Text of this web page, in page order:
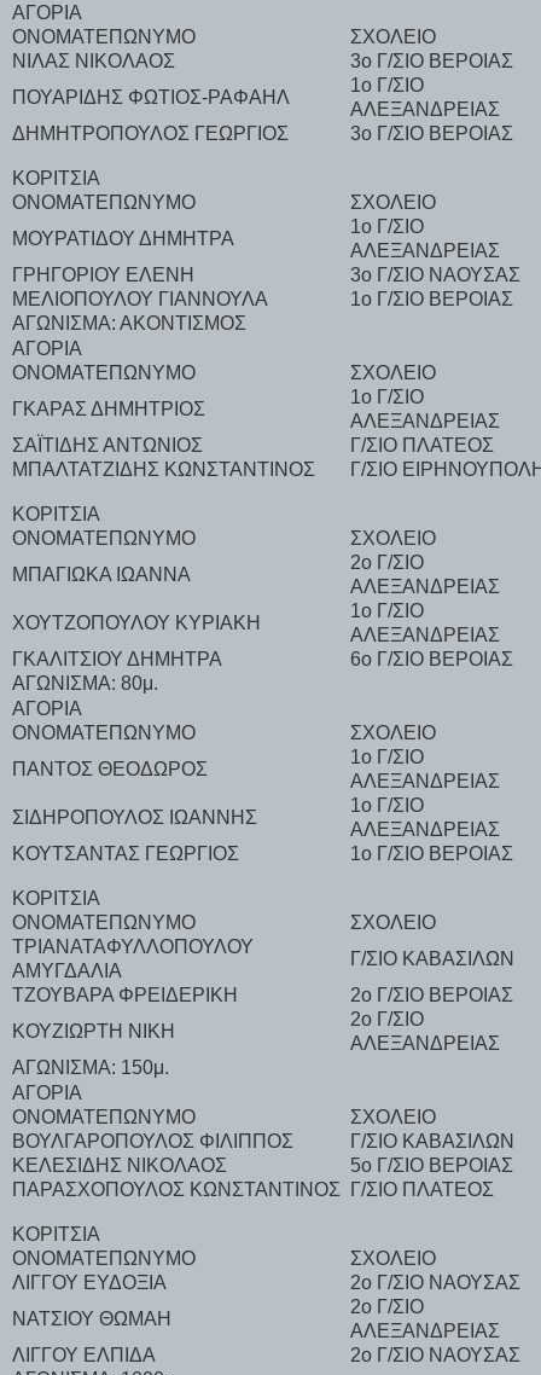
ΑΓΟΡΙΑ
ΟΝΟΜΑΤΕΠΩΝΥΜΟ
ΣΧΟΛΕΙΟ
ΝΙΛΑΣ ΝΙΚΟΛΑΟΣ
3ο Γ/ΣΙΟ ΒΕΡΟΙΑΣ
ΠΟΥΑΡΙΔΗΣ ΦΩΤΙΟΣ-ΡΑΦΑΗΛ
1ο Γ/ΣΙΟ
ΑΛΕΞΑΝΔΡΕΙΑΣ
ΔΗΜΗΤΡΟΠΟΥΛΟΣ ΓΕΩΡΓΙΟΣ
3ο Γ/ΣΙΟ ΒΕΡΟΙΑΣ
ΚΟΡΙΤΣΙΑ
ΟΝΟΜΑΤΕΠΩΝΥΜΟ
ΣΧΟΛΕΙΟ
ΜΟΥΡΑΤΙΔΟΥ ΔΗΜΗΤΡΑ
1ο Γ/ΣΙΟ
ΑΛΕΞΑΝΔΡΕΙΑΣ
ΓΡΗΓΟΡΙΟΥ ΕΛΕΝΗ
3ο Γ/ΣΙΟ ΝΑΟΥΣΑΣ
ΜΕΛΙΟΠΟΥΛΟΥ ΓΙΑΝΝΟΥΛΑ
1ο Γ/ΣΙΟ ΒΕΡΟΙΑΣ
ΑΓΩΝΙΣΜΑ: ΑΚΟΝΤΙΣΜΟΣ
ΑΓΟΡΙΑ
ΟΝΟΜΑΤΕΠΩΝΥΜΟ
ΣΧΟΛΕΙΟ
ΓΚΑΡΑΣ ΔΗΜΗΤΡΙΟΣ
1ο Γ/ΣΙΟ
ΑΛΕΞΑΝΔΡΕΙΑΣ
ΣΑΪΤΙΔΗΣ ΑΝΤΩΝΙΟΣ
Γ/ΣΙΟ ΠΛΑΤΕΟΣ
ΜΠΑΛΤΑΤΖΙΔΗΣ ΚΩΝΣΤΑΝΤΙΝΟΣ
Γ/ΣΙΟ
ΚΟΡΙΤΣΙΑ
ΟΝΟΜΑΤΕΠΩΝΥΜΟ
ΣΧΟΛΕΙΟ
ΜΠΑΓΙΩΚΑ ΙΩΑΝΝΑ
2ο Γ/ΣΙΟ
ΑΛΕΞΑΝΔΡΕΙΑΣ
ΧΟΥΤΖΟΠΟΥΛΟΥ ΚΥΡΙΑΚΗ
1ο Γ/ΣΙΟ
ΑΛΕΞΑΝΔΡΕΙΑΣ
ΓΚΑΛΙΤΣΙΟΥ ΔΗΜΗΤΡΑ
6ο Γ/ΣΙΟ ΒΕΡΟΙΑΣ
ΑΓΩΝΙΣΜΑ: 80μ.
ΑΓΟΡΙΑ
ΟΝΟΜΑΤΕΠΩΝΥΜΟ
ΣΧΟΛΕΙΟ
ΠΑΝΤΟΣ ΘΕΟΔΩΡΟΣ
1ο Γ/ΣΙΟ
ΑΛΕΞΑΝΔΡΕΙΑΣ
ΣΙΔΗΡΟΠΟΥΛΟΣ ΙΩΑΝΝΗΣ
1ο Γ/ΣΙΟ
ΑΛΕΞΑΝΔΡΕΙΑΣ
ΚΟΥΤΣΑΝΤΑΣ ΓΕΩΡΓΙΟΣ
1ο Γ/ΣΙΟ ΒΕΡΟΙΑΣ
ΚΟΡΙΤΣΙΑ
ΟΝΟΜΑΤΕΠΩΝΥΜΟ
ΣΧΟΛΕΙΟ
ΤΡΙΑΝΑΤΑΦΥΛΛΟΠΟΥΛΟΥ
ΑΜΥΓΔΑΛΙΑ
Γ/ΣΙΟ ΚΑΒΑΣΙΛΩΝ
ΤΖΟΥΒΑΡΑ ΦΡΕΙΔΕΡΙΚΗ
2ο Γ/ΣΙΟ ΒΕΡΟΙΑΣ
ΚΟΥΖΙΩΡΤΗ ΝΙΚΗ
2ο Γ/ΣΙΟ
ΑΛΕΞΑΝΔΡΕΙΑΣ
ΑΓΩΝΙΣΜΑ: 150μ.
ΑΓΟΡΙΑ
ΟΝΟΜΑΤΕΠΩΝΥΜΟ
ΣΧΟΛΕΙΟ
ΒΟΥΛΓΑΡΟΠΟΥΛΟΣ ΦΙΛΙΠΠΟΣ
Γ/ΣΙΟ ΚΑΒΑΣΙΛΩΝ
ΚΕΛΕΣΙΔΗΣ ΝΙΚΟΛΑΟΣ
5ο Γ/ΣΙΟ ΒΕΡΟΙΑΣ
ΠΑΡΑΣΧΟΠΟΥΛΟΣ ΚΩΝΣΤΑΝΤΙΝΟΣ
Γ/ΣΙΟ ΠΛΑΤΕΟΣ
ΚΟΡΙΤΣΙΑ
ΟΝΟΜΑΤΕΠΩΝΥΜΟ
ΣΧΟΛΕΙΟ
ΛΙΓΓΟΥ ΕΥΔΟΞΙΑ
2ο Γ/ΣΙΟ ΝΑΟΥΣΑΣ
ΝΑΤΣΙΟΥ ΘΩΜΑΗ
2ο Γ/ΣΙΟ
ΑΛΕΞΑΝΔΡΕΙΑΣ
ΛΙΓΓΟΥ ΕΛΠΙΔΑ
2ο Γ/ΣΙΟ ΝΑΟΥΣΑΣ